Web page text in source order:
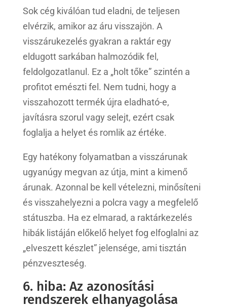
Sok cég kiválóan tud eladni, de teljesen
elvérzik, amikor az áru visszajön. A
visszárukezelés gyakran a raktár egy
eldugott sarkában halmozódik fel,
feldolgozatlanul. Ez a „holt tőke” szintén a
profitot emészti fel. Nem tudni, hogy a
visszahozott termék újra eladható-e,
javításra szorul vagy selejt, ezért csak
foglalja a helyet és romlik az értéke.
Egy hatékony folyamatban a visszárunak
ugyanúgy megvan az útja, mint a kimenő
árunak. Azonnal be kell vételezni, minősíteni
és visszahelyezni a polcra vagy a megfelelő
státuszba. Ha ez elmarad, a raktárkezelés
hibák listáján előkelő helyet fog elfoglalni az
„elveszett készlet” jelensége, ami tisztán
pénzveszteség.
6. hiba: Az azonosítási
rendszerek elhanyagolása